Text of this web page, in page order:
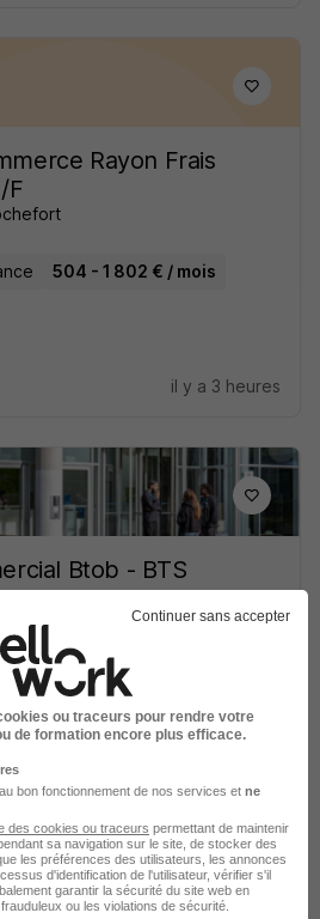
Rayon Frais
F
504 - 1 802 € / mois
il y a 3 heures
Btob - BTS
710,98 - 1 823 € / mois
il y a 3 heures
Continuer sans accepter
ou traceurs pour rendre votre
de formation encore plus efficace.
bon fonctionnement de nos services et ne
des cookies ou traceurs permettant de maintenir
sa navigation sur le site, de stocker des
les préférences des utilisateurs, les annonces
d'identification de l'utilisateur, vérifier s'il
garantir la sécurité du site web en
ou les violations de sécurité.